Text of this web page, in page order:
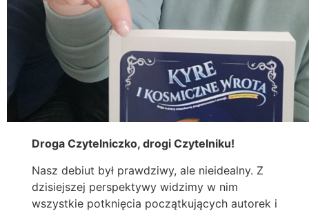
Droga Czytelniczko, drogi Czytelniku!
Nasz debiut był prawdziwy, ale nieidealny. Z
dzisiejszej perspektywy widzimy w nim
wszystkie potknięcia początkujących autorek i